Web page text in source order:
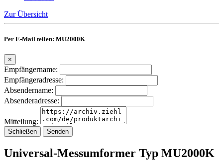
Zur Übersicht
Per E-Mail teilen: MU2000K
×
Empfängername:
Empfängeradresse:
Absendername:
Absenderadresse:
Mitteilung:
Schließen Senden
Universal-Messumformer Typ MU2000K